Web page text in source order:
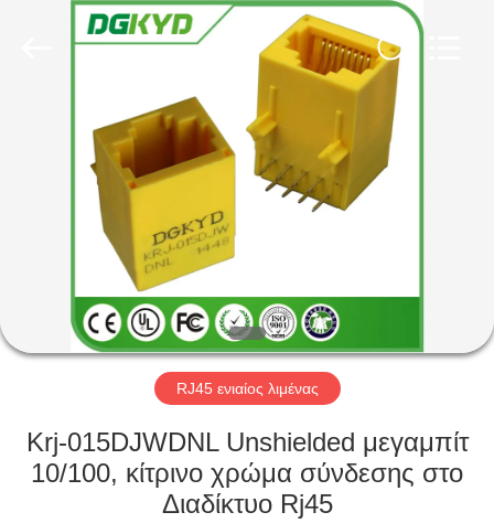
ΠΡΟΪΌΝΤΑ
ΕΜΦΆΝΙΣΗ
ΠΕΡΊΠΟΥ
ΓΎΡΟΣ
ΕΡΓΟΣΤΑΣΊΩΝ
RJ45 ενιαίος λιμένας
Krj-015DJWDNL Unshielded μεγαμπίτ
10/100, κίτρινο χρώμα σύνδεσης στο
Διαδίκτυο Rj45